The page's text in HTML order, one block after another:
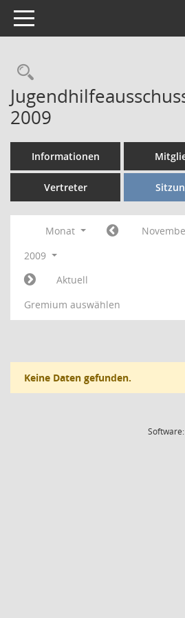
Toggle navigation
Rechercheauswahl
2009
Informationen
Vertreter
Monat
2009
Aktuell
Gremium auswählen
Keine Daten gefunden.
Software: